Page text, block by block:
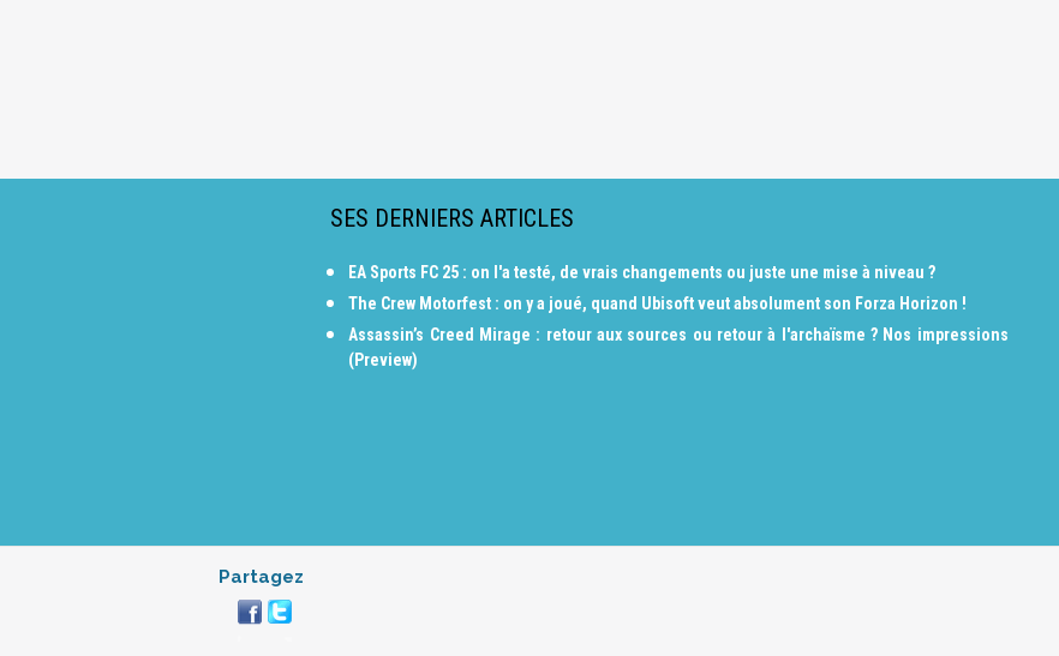
SES DERNIERS ARTICLES
EA Sports FC 25 : on l'a testé, de vrais changements ou juste une mise à niveau ?
The Crew Motorfest : on y a joué, quand Ubisoft veut absolument son Forza Horizon !
Assassin’s Creed Mirage : retour aux sources ou retour à l'archaïsme ? Nos impressions
(Preview)
Partagez